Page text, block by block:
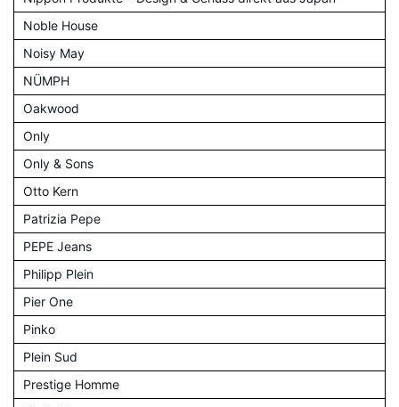
Noble House
Noisy May
NÜMPH
Oakwood
Only
Only & Sons
Otto Kern
Patrizia Pepe
PEPE Jeans
Philipp Plein
Pier One
Pinko
Plein Sud
Prestige Homme